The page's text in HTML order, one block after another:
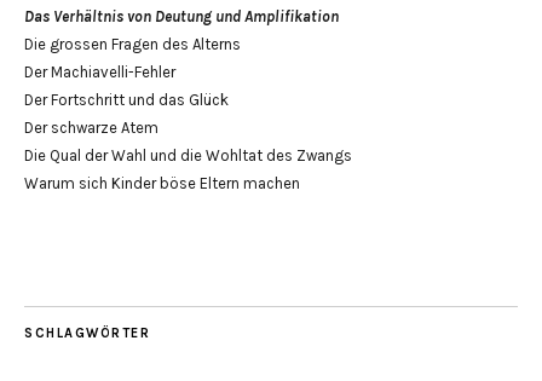
Das Verhältnis von Deutung und Amplifikation
Die grossen Fragen des Alterns
Der Machiavelli-Fehler
Der Fortschritt und das Glück
Der schwarze Atem
Die Qual der Wahl und die Wohltat des Zwangs
Warum sich Kinder böse Eltern machen
SCHLAGWÖRTER